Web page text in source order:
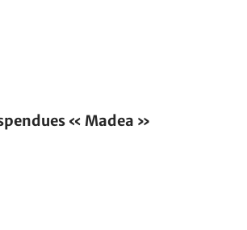
« Madea »